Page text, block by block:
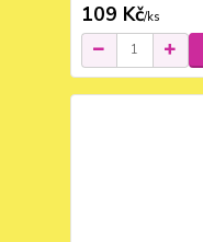
109 Kč/ks